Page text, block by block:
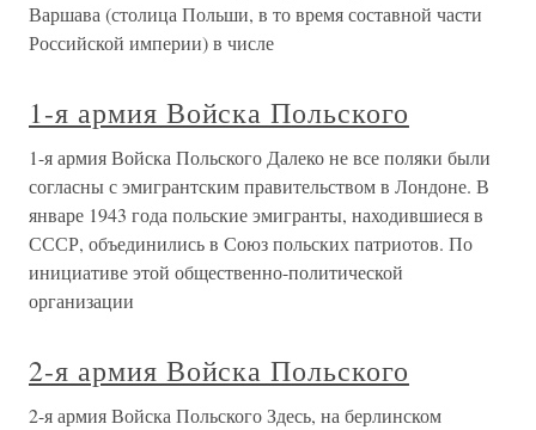
Варшава (столица Польши, в то время составной части
Российской империи) в числе
1-я армия Войска Польского
1-я армия Войска Польского Далеко не все поляки были
согласны с эмигрантским правительством в Лондоне. В
январе 1943 года польские эмигранты, находившиеся в
СССР, объединились в Союз польских патриотов. По
инициативе этой общественно-политической
организации
2-я армия Войска Польского
2-я армия Войска Польского Здесь, на берлинском